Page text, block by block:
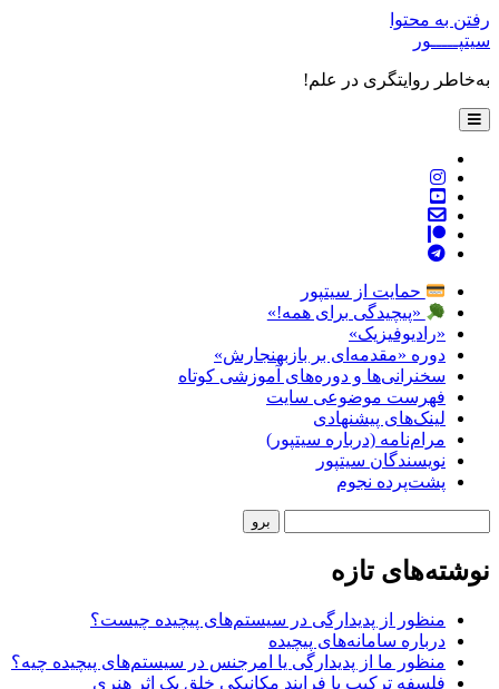
رفتن به محتوا
سیتپـــــور
به‌خاطر روایتگری در علم!
باز
کردن
instagram
youtube
پست
telegram
حمایت از سیتپور
«پیچیدگی برای همه!»
«رادیوفیزیک»
دوره «مقدمه‌ای بر بازبهنجارش»
سخنرانی‌ها و دوره‌های آموزشی کوتاه
فهرست موضوعی سایت
لینک‌های پیشنهادی
مرام‌نامه (درباره سیتپور)
نویسندگان سیتپور
پشت‌پرده نجوم
نوشته‌های تازه
منظور از پدیدارگی در سیستم‌های پیچیده چیست؟
درباره سامانه‌های پیچیده
منظور ما از پدیدارگی یا امرجنس در سیستم‌های پیچیده چیه؟
فلسفه ترکیب یا فرایند مکانیکی خلق یک اثر هنری